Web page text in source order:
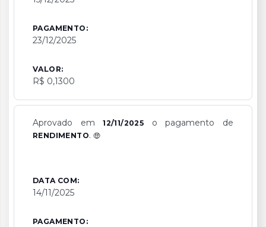
PAGAMENTO:
23/12/2025
VALOR:
R$ 0,1300
Aprovado em12/11/2025 o pagamento de
RENDIMENTO.
DATA COM:
14/11/2025
PAGAMENTO: